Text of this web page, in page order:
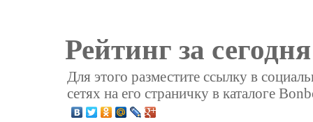
Рейтинг за
Для этого разместите ссылку в
сетях на его страничку в каталоге